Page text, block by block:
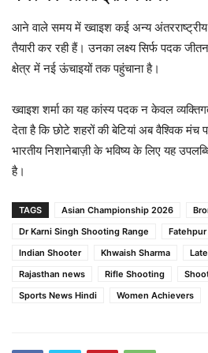
आने वाले समय में ख्वाइश कई अन्य अंतरराष्ट्रीय
तैयारी कर रही हैं। उनका लक्ष्य सिर्फ पदक
क्षेत्र में नई ऊंचाइयों तक पहुंचाना है।
ख्वाइश शर्मा का यह कांस्य पदक न केवल
देता है कि छोटे शहरों की बेटियां अब वैश्विक मंच
भारतीय निशानेबाज़ी के भविष्य के लिए यह
है।
TAGS Asian Championship 2026
Dr Karni Singh Shooting Range
Indian Shooter
Khwaish Sharma
Rajasthan news
Rifle Shooting
Sports News Hindi
Women Achievers